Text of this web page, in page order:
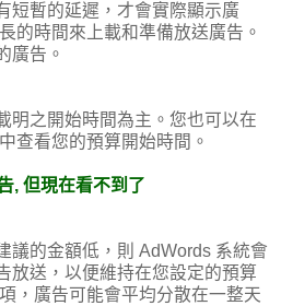
短暫的延遲，才會實際顯示廣
的時間來上載和準備放送廣告。
廣告。
明之開始時間為主。您也可以在
查看您的預算開始時間。
, 但現在看不到了
議的金額低，則 AdWords 系統會
放送，以便維持在您設定的預算
，廣告可能會平均分散在一整天